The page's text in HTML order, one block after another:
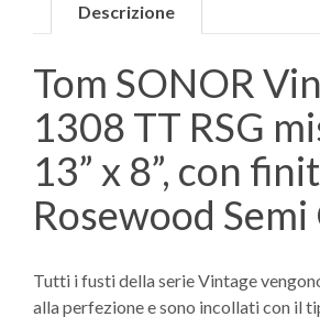
Descrizione
Tom SONOR
1308 TT RSG
13” x 8”, con
Rosewood Semi
Tutti i fusti della serie Vintage
alla perfezione e sono incollati con il